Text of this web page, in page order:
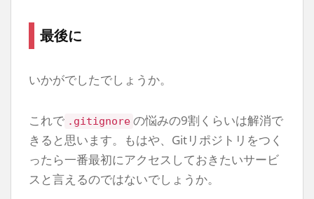
最後に
いかがでしたでしょうか。
これで .gitignore の悩みの9割くらいは解消で
きると思います。もはや、Gitリポジトリをつく
ったら一番最初にアクセスしておきたいサービ
スと言えるのではないでしょうか。